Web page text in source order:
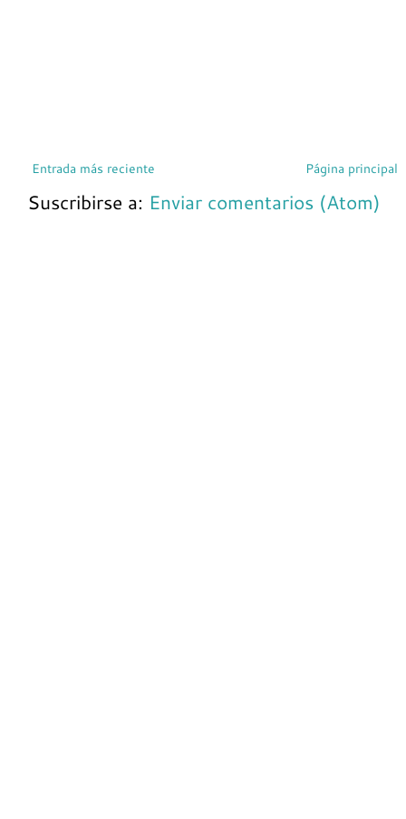
Entrada más reciente Página principal
Suscribirse a: Enviar comentarios (Atom)